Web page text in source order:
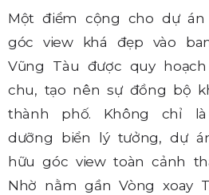
Một điểm cộng cho dự
góc view khá đẹp vào
Vũng Tàu được quy
chu, tạo nên sự đồng bộ
thành phố. Không chỉ
dưỡng biển lý tưởng, dự
hữu góc view toàn cảnh
Nhờ nằm gần Vòng xoay